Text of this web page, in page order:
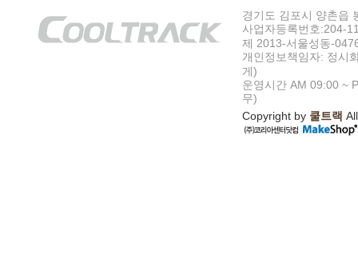
경기도 김포시 양촌읍
사업자등록번호:204-
제 2013-서울성동-
개인정보책임자: 정시
게)
운영시간 AM 09:00 ~
무)
Copyright by 쿨트랙